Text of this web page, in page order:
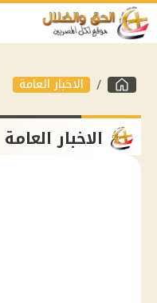
الاخبار العامة
الاخبار العامة